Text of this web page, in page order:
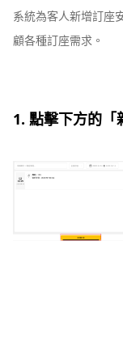
系統為客人新增訂座
顧各種訂座需求。
1. 點擊下方的「